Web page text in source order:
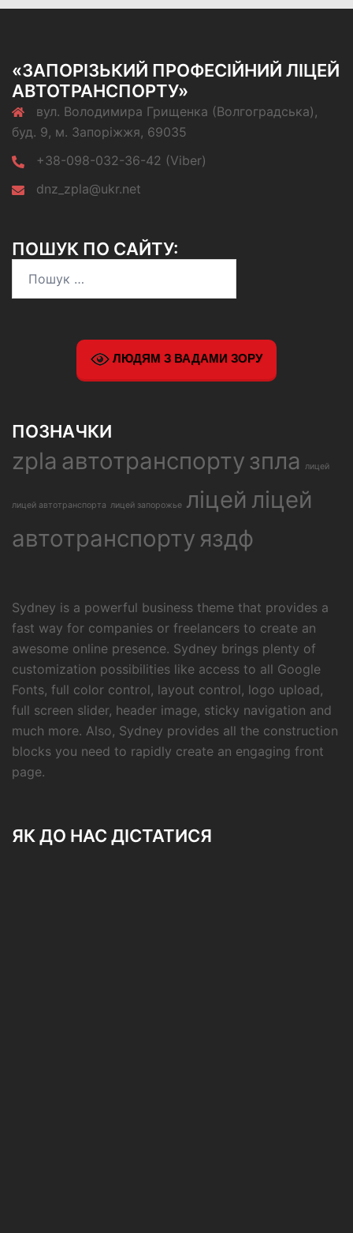
«ЗАПОРІЗЬКИЙ ПРОФЕСІЙНИЙ ЛІЦЕЙ
АВТОТРАНСПОРТУ»
вул. Володимира Грищенка (Волгоградська),
буд. 9, м. Запоріжжя, 69035
+38-098-032-36-42 (Viber)
dnz_zpla@ukr.net
ПОШУК ПО САЙТУ:
ЛЮДЯМ З ВАДАМИ ЗОРУ
ПОЗНАЧКИ
zpla автотранспорту зпла лицей
лицей автотранспорта лицей запорожье ліцей ліцей
автотранспорту яздф
Sydney is a powerful business theme that provides a
fast way for companies or freelancers to create an
awesome online presence. Sydney brings plenty of
customization possibilities like access to all Google
Fonts, full color control, layout control, logo upload,
full screen slider, header image, sticky navigation and
much more. Also, Sydney provides all the construction
blocks you need to rapidly create an engaging front
page.
ЯК ДО НАС ДІСТАТИСЯ